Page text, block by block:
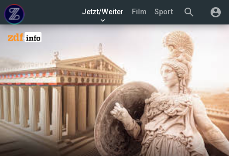
search account_circle
Jetzt/Weiter
keyboard_arrow_down
Film Sport